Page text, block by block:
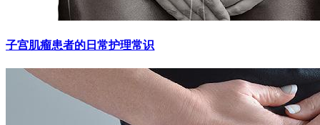
子宫肌瘤患者的日常护理常识